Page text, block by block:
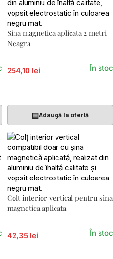
Sina magnetica aplicata 2 metri
Neagra
254,10 lei În stoc
▤Adaugă la ofertă
Colt interior vertical pentru sina
magnetica aplicata
42,35 lei În stoc